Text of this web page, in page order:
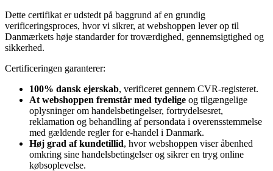
Dette certifikat er udstedt på baggrund af en grundig
verificeringsproces, hvor vi sikrer, at webshoppen lever op til
Danmærkets høje standarder for troværdighed, gennemsigtighed og
sikkerhed.
Certificeringen garanterer:
100% dansk ejerskab, verificeret gennem CVR-registeret.
At webshoppen fremstår med tydelige og tilgængelige
oplysninger om handelsbetingelser, fortrydelsesret,
reklamation og behandling af persondata i overensstemmelse
med gældende regler for e-handel i Danmark.
Høj grad af kundetillid, hvor webshoppen viser åbenhed
omkring sine handelsbetingelser og sikrer en tryg online
købsoplevelse.